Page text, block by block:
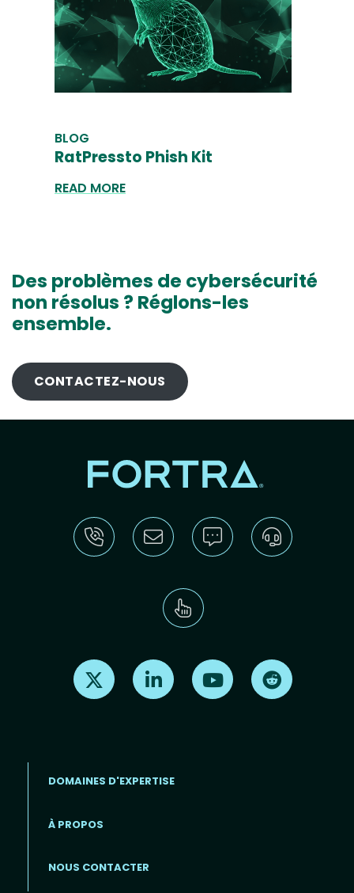
BLOG
RatPressto Phish Kit
READ MORE
Des problèmes de cybersécurité
non résolus ? Réglons-les
ensemble.
CONTACTEZ-NOUS
Find us on X Find us on LinkedInFind us on Youtube
DOMAINES D'EXPERTISE
À PROPOS
NOUS CONTACTER